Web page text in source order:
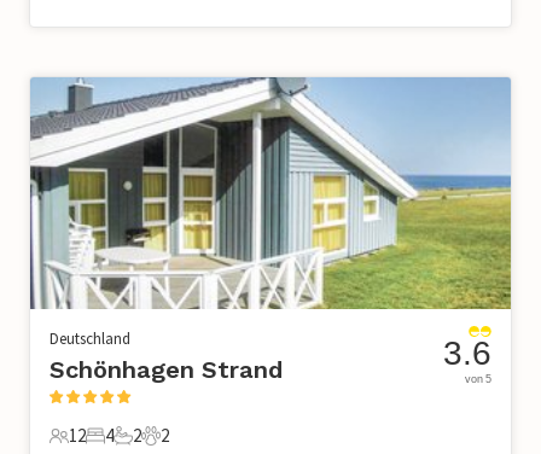
Deutschland
Schönhagen Strand
12 4 2 2
3.6
von 5